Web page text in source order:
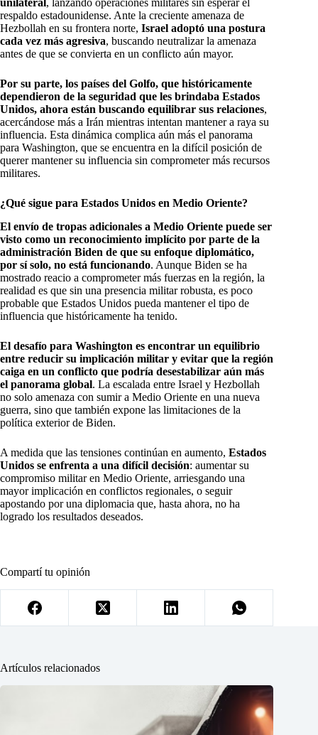
unilateral , lanzando operaciones militares sin esperar el
respaldo estadounidense. Ante la creciente amenaza de
Hezbollah en su frontera norte, Israel adoptó una postura
cada vez más agresiva, buscando neutralizar la amenaza
antes de que se convierta en un conflicto aún mayor.
Por su parte, los países del Golfo, que históricamente
dependieron de la seguridad que les brindaba Estados
Unidos, ahora están buscando equilibrar sus relaciones,
acercándose más a Irán mientras intentan mantener a raya su
influencia. Esta dinámica complica aún más el panorama
para Washington, que se encuentra en la difícil posición de
querer mantener su influencia sin comprometer más recursos
militares.
¿Qué sigue para Estados Unidos en Medio Oriente?
El envío de tropas adicionales a Medio Oriente puede ser
visto como un reconocimiento implícito por parte de la
administración Biden de que su enfoque diplomático,
por sí solo, no está funcionando. Aunque Biden se ha
mostrado reacio a comprometer más fuerzas en la región, la
realidad es que sin una presencia militar robusta, es poco
probable que Estados Unidos pueda mantener el tipo de
influencia que históricamente ha tenido.
El desafío para Washington es encontrar un equilibrio
entre reducir su implicación militar y evitar que la región
caiga en un conflicto que podría desestabilizar aún más
el panorama global. La escalada entre Israel y Hezbollah
no solo amenaza con sumir a Medio Oriente en una nueva
guerra, sino que también expone las limitaciones de la
política exterior de Biden.
A medida que las tensiones continúan en aumento, Estados
Unidos se enfrenta a una difícil decisión: aumentar su
compromiso militar en Medio Oriente, arriesgando una
mayor implicación en conflictos regionales, o seguir
apostando por una diplomacia que, hasta ahora, no ha
logrado los resultados deseados.
Compartí tu opinión
Artículos relacionados